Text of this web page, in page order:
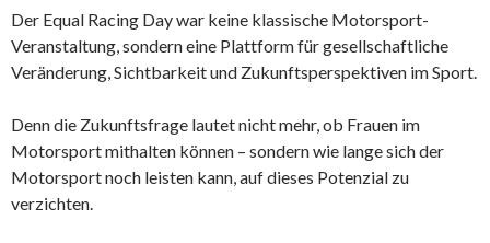
Der Equal Racing Day war keine klassische Motorsport-
Veranstaltung, sondern eine Plattform für gesellschaftliche
Veränderung, Sichtbarkeit und Zukunftsperspektiven im Sport.
Denn die Zukunftsfrage lautet nicht mehr, ob Frauen im
Motorsport mithalten können – sondern wie lange sich der
Motorsport noch leisten kann, auf dieses Potenzial zu
verzichten.